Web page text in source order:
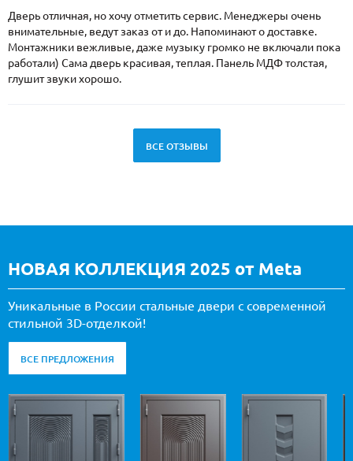
Дверь отличная, но хочу отметить сервис. Менеджеры очень
внимательные, ведут заказ от и до. Напоминают о доставке.
Монтажники вежливые, даже музыку громко не включали пока
работали) Сама дверь красивая, теплая. Панель МДФ толстая,
глушит звуки хорошо.
ВСЕ ОТЗЫВЫ
НОВАЯ КОЛЛЕКЦИЯ 2025 от Meta
Уникальные в России стальные двери с современной
стильной 3D-отделкой!
ВСЕ ПРЕДЛОЖЕНИЯ